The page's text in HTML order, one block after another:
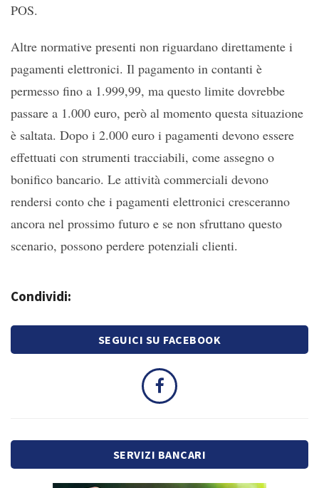
POS.
Altre normative presenti non riguardano direttamente i
pagamenti elettronici. Il pagamento in contanti è
permesso fino a 1.999,99, ma questo limite dovrebbe
passare a 1.000 euro, però al momento questa situazione
è saltata. Dopo i 2.000 euro i pagamenti devono essere
effettuati con strumenti tracciabili, come assegno o
bonifico bancario. Le attività commerciali devono
rendersi conto che i pagamenti elettronici cresceranno
ancora nel prossimo futuro e se non sfruttano questo
scenario, possono perdere potenziali clienti.
Condividi:
SEGUICI SU FACEBOOK
SERVIZI BANCARI